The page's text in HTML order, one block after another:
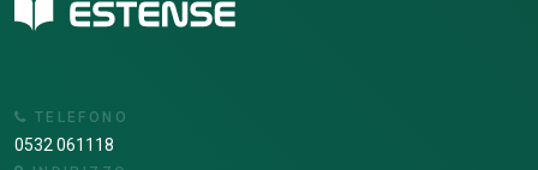
TELEFONO
0532 061118